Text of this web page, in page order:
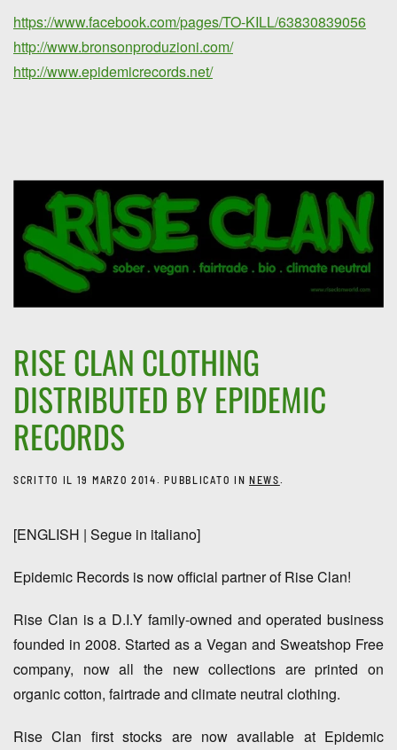
https://www.facebook.com/pages/TO-KILL/63830839056
http://www.bronsonproduzioni.com/
http://www.epidemicrecords.net/
RISE CLAN CLOTHING
DISTRIBUTED BY EPIDEMIC
RECORDS
SCRITTO IL 19 MARZO 2014. PUBBLICATO INNEWS.
[ENGLISH | Segue in italiano]
Epidemic Records is now official partner ofRise Clan!
Rise Clan is a D.I.Y family-owned and operated business
founded in 2008. Started as a Vegan and Sweatshop Free
company, now all the new collections are printed on
organic cotton, fairtradeand climate neutral clothing.
Rise Clan first stocks are now available at Epidemic